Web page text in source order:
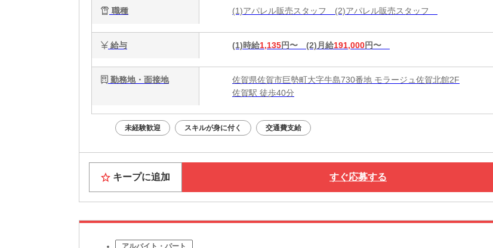
職種 (1)アパレル販売スタッフ (2)アパレル販売スタッフ
給与 (1)時給1,135円〜 (2)月給191,000円〜
勤務地・面接地
佐賀県佐賀市巨勢町大字牛島730番地 モラージュ佐賀北館2F
佐賀駅 徒歩40分
未経験歓迎 スキルが身に付く 交通費支給
キープに追加 すぐ応募する
アルバイト・パート